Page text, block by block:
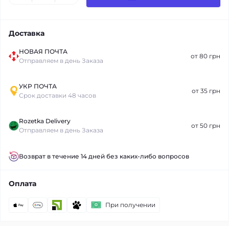
Доставка
НОВАЯ ПОЧТА
Отправляем в день Заказа
от 80 грн
УКР ПОЧТА
Срок доставки 48 часов
от 35 грн
Rozetka Delivery
Отправляем в день Заказа
от 50 грн
Возврат в течение 14 дней без каких-либо вопросов
Оплата
При получении